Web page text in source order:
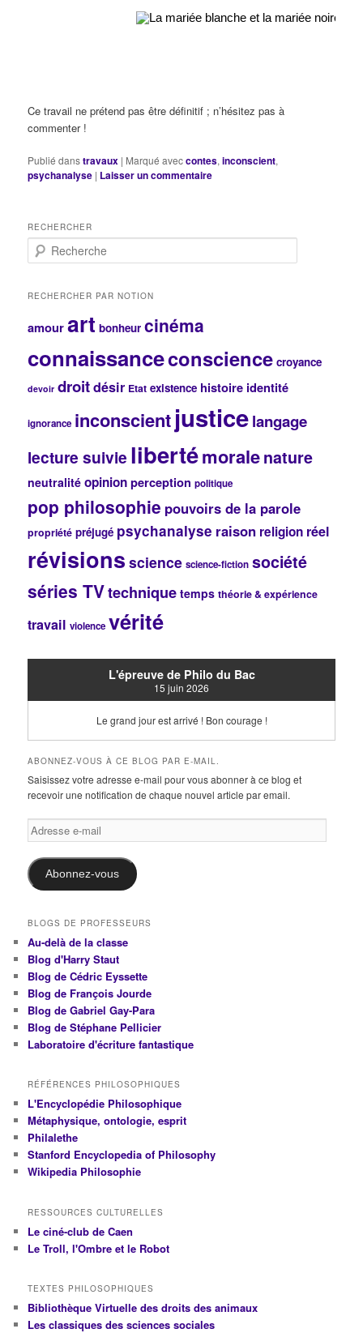
Ce travail ne prétend pas être définitif ; n’hésitez pas à
commenter !
Publié danstravaux | Marqué aveccontes,inconscient,
psychanalyse | Laisser un commentaire
RECHERCHER
e
h
r
h
e
RECHERCHER PAR NOTION
amourart bonheur cinéma
connaissanceconscience croyance
devoir droitdésir Etat existence histoire identité
ignorance inconscientjusticelangage
lecture suivie libertémoralenature
neutralité opinionperception politique
pop philosophie pouvoirs de la parole
propriété préjugé psychanalyse raison religion réel
révisions science science-fiction société
séries TVtechnique temps théorie & expérience
travail violence vérité
L'épreuve de Philo du Bac
15 juin 2026
Le grand jour est arrivé ! Bon courage !
ABONNEZ-VOUS À CE BLOG PAR E-MAIL.
Saisissez votre adresse e-mail pour vous abonner à ce blog et
recevoir une notification de chaque nouvel article par email.
Adresse
e-
mail
Abonnez-vous
BLOGS DE PROFESSEURS
Au-delà de la classe
Blog d'Harry Staut
Blog de Cédric Eyssette
Blog de François Jourde
Blog de Gabriel Gay-Para
Blog de Stéphane Pellicier
Laboratoire d'écriture fantastique
RÉFÉRENCES PHILOSOPHIQUES
L'Encyclopédie Philosophique
Métaphysique, ontologie, esprit
Philalethe
Stanford Encyclopedia of Philosophy
Wikipedia Philosophie
RESSOURCES CULTURELLES
Le ciné-club de Caen
Le Troll, l'Ombre et le Robot
TEXTES PHILOSOPHIQUES
Bibliothèque Virtuelle des droits des animaux
Les classiques des sciences sociales